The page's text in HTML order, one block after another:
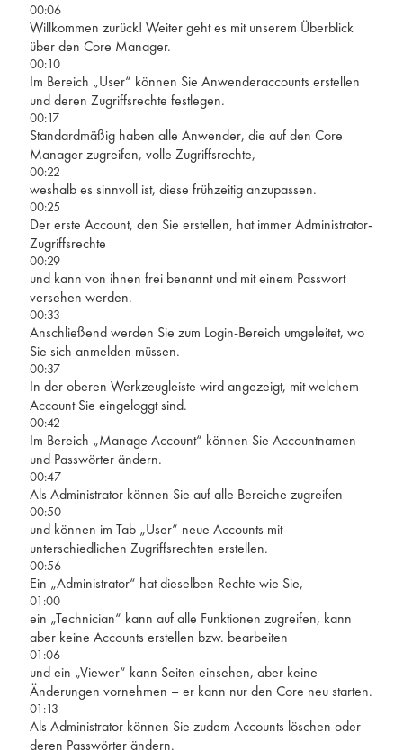
00:06
Willkommen zurück! Weiter geht es mit unserem Überblick
über den Core Manager.
00:10
Im Bereich „User“ können Sie Anwenderaccounts erstellen
und deren Zugriffsrechte festlegen.
00:17
Standardmäßig haben alle Anwender, die auf den Core
Manager zugreifen, volle Zugriffsrechte,
00:22
weshalb es sinnvoll ist, diese frühzeitig anzupassen.
00:25
Der erste Account, den Sie erstellen, hat immer Administrator-
Zugriffsrechte
00:29
und kann von ihnen frei benannt und mit einem Passwort
versehen werden.
00:33
Anschließend werden Sie zum Login-Bereich umgeleitet, wo
Sie sich anmelden müssen.
00:37
In der oberen Werkzeugleiste wird angezeigt, mit welchem
Account Sie eingeloggt sind.
00:42
Im Bereich „Manage Account“ können Sie Accountnamen
und Passwörter ändern.
00:47
Als Administrator können Sie auf alle Bereiche zugreifen
00:50
und können im Tab „User“ neue Accounts mit
unterschiedlichen Zugriffsrechten erstellen.
00:56
Ein „Administrator“ hat dieselben Rechte wie Sie,
01:00
ein „Technician“ kann auf alle Funktionen zugreifen, kann
aber keine Accounts erstellen bzw. bearbeiten
01:06
und ein „Viewer“ kann Seiten einsehen, aber keine
Änderungen vornehmen – er kann nur den Core neu starten.
01:13
Als Administrator können Sie zudem Accounts löschen oder
deren Passwörter ändern.